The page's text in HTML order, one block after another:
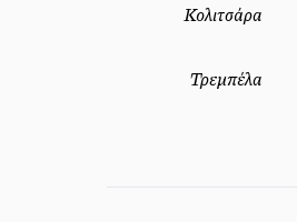
Κολιτσάρα
Τρεμπέλα